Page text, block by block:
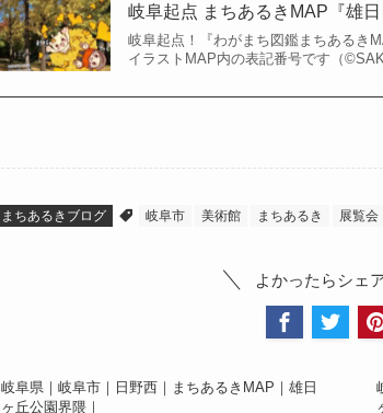
岐阜起点 まちあるきMAP『雄
岐阜起点！『わがまち図鑑まちあるき
イラストMAP内の表記番号です（
まちあるきブログ 岐阜市 美術館 まちあるき 展覧会
よかったらシェ
岐阜県｜岐阜市｜日野西｜まちあるきMAP｜雄日
ヶ丘公園界隈｜